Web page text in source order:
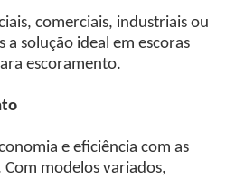
comerciais, industriais ou
solução ideal em escoras
escoramento.
e eficiência com as
Com modelos variados,